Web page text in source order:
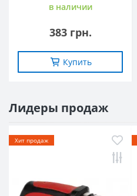
в наличии
383 грн.
Купить
Лидеры продаж
Хит продаж